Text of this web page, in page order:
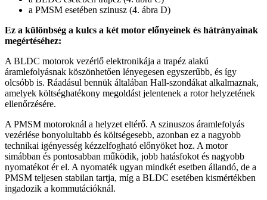
a PMSM esetében szinusz (4. ábra D)
Ez a különbség a kulcs a két motor előnyeinek és hátrányainak
megértéséhez:
A BLDC motorok vezérlő elektronikája a trapéz alakú
áramlefolyásnak köszönhetően lényegesen egyszerűbb, és így
olcsóbb is. Ráadásul bennük általában Hall-szondákat alkalmaznak,
amelyek költséghatékony megoldást jelentenek a rotor helyzetének
ellenőrzésére.
A PMSM motoroknál a helyzet eltérő. A szinuszos áramlefolyás
vezérlése bonyolultabb és költségesebb, azonban ez a nagyobb
technikai igényesség kézzelfogható előnyöket hoz. A motor
simábban és pontosabban működik, jobb hatásfokot és nagyobb
nyomatékot ér el. A nyomaték ugyan mindkét esetben állandó, de a
PMSM teljesen stabilan tartja, míg a BLDC esetében kismértékben
ingadozik a kommutációknál.